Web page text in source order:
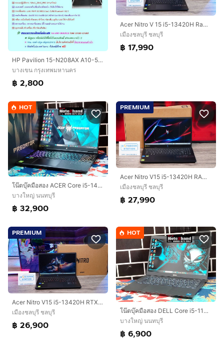
HP Pavilion 15-N208AX A10-5745M Ram 8GB SSD 120GB + HDD 1TB หน้าจอใหญ่ 15.6 นิ้ว (ทัชสกรีน) ราคา 2,800.-บาท จัดส่งฟรีทั่วประเทศ
บางเขน กรุงเทพมหานคร
฿ 2,800
Acer Nitro V 15 i5-13420H Ram16 RTX2050(4GB) SSD512GB จอ15.6นิ้ว FHD 144Hz เกมมิ่งรุ่นใหม่ ดีไซน์ฝาหลังสุดเท่ มีประกันศูนย์2027 เครื่องพร้อม
เมืองชลบุรี ชลบุรี
฿ 17,990
HOT
โน๊ตบุ๊คมือสอง ACER Core i5-14500HX จอ16.0” แรม32+NVMe512+NVMe1TB+RTX6GB+ปกศ.
บางใหญ่ นนทบุรี
฿ 32,900
PREMIUM
Acer Nitro V15 i5-13420H RAM16 RTX4060(8GB) SSD512 จอ15.6 144Hz FHD สเปคสูงจัดเต็ม คีย์บอร์ดไฟสีขาว ดีไซน์สวยดูเท่ ประกันศูนย์2027 ขายเพียง
เมืองชลบุรี ชลบุรี
฿ 27,990
PREMIUM
Acer Nitro V15 i5-13420H RTX5050(8GB) RAM16 SSD512GB จอ15.6 FHD 165Hz สเปคเกมมิ่ง ดีไซน์เรียบหรู อุปกรณ์แท้ครบกล่องพร้อมประกันศูนย์2028 ขายเ
เมืองชลบุรี ชลบุรี
฿ 26,900
HOT
โน๊ตบุ๊คมือสอง DELL Core i5-1135G7 จอ14”FHD แรม8+NVMe512+การ์ดจอ Xe G4+วินโดว์แท้
บางใหญ่ นนทบุรี
฿ 6,900